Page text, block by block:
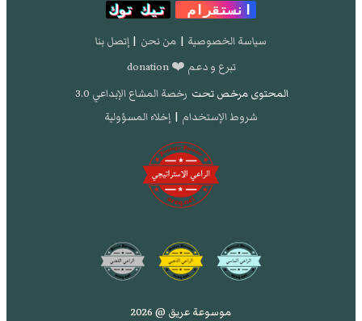
انستقرام
تيك توك
سياسة الخصوصية | من نحن | إتصل بنا
تبرع و دعم ❤️ donation
المحتوى مرخص تحت رخصة المشاع الإبداعي 3.0
شروط الإستخدام | إخلاء المسؤولية
موسوعة عريق @ 2026